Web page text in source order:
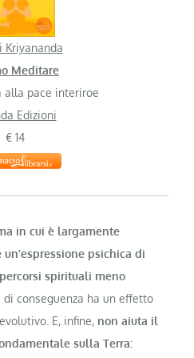
Kriyananda
Meditare
alla pace interiroe
Edizioni
€ 14
in cui è largamente
psichica di
spirituali meno
di conseguenza ha un effetto
E, infine, non aiuta il
sulla Terra: